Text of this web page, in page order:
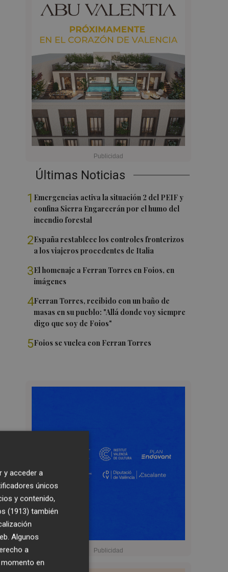
Últimas Noticias
1 Emergencias activa la situación 2 del PEIF y
confina Sierra Engarcerán por el humo del
incendio forestal
2España restablece los controles fronterizos
a los viajeros procedentes de Italia
3El homenaje a Ferran Torres en Foios, en
imágenes
4Ferran Torres, recibido con un baño de
masas en su pueblo: "Allá donde voy siempre
digo que soy de Foios"
5Foios se vuelca con Ferran Torres
y acceder a
únicos
y contenido,
(1913) también
Algunos
a
en